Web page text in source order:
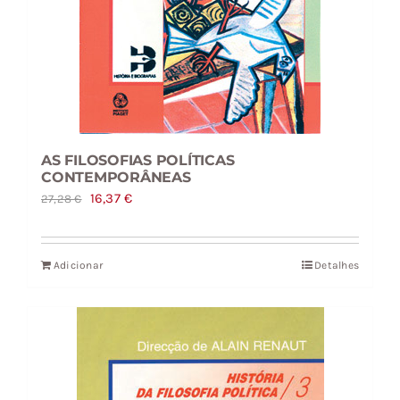
AS FILOSOFIAS POLÍTICAS
CONTEMPORÂNEAS
27,28€
O
original
era:
16,37€O
atual
Adicionar Detalhes